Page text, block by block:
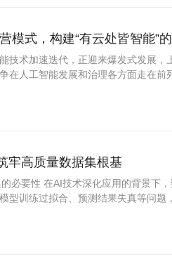
模式，构建“有云处皆智能”
技术加速迭代，正迎来爆发式发展
在人工智能发展和治理各方面走在
牢高质量数据集根基
必要性 在AI技术深化应用的背景下
型训练过拟合、预测结果失真等问题